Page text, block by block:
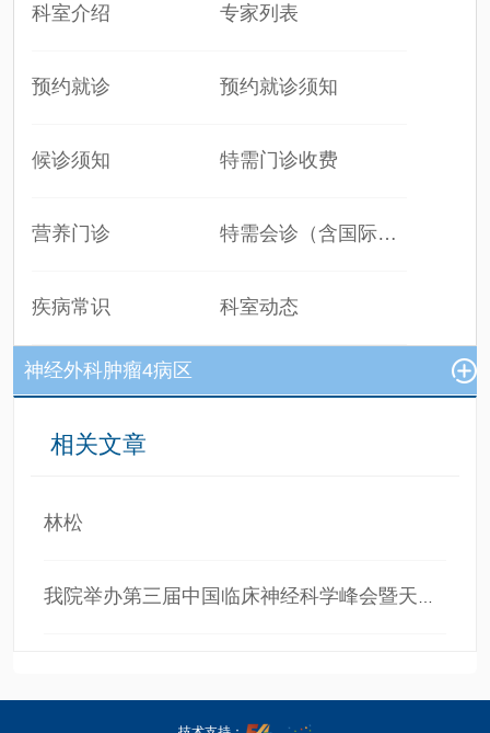
科室介绍 专家列表
预约就诊 预约就诊须知
候诊须知 特需门诊收费
营养门诊 特需会诊（含国际…
疾病常识 科室动态
神经外科肿瘤4病区
相关文章
林松